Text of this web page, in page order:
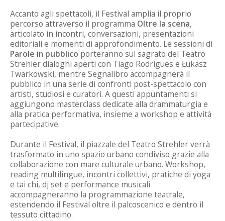
Accanto agli spettacoli, il Festival amplia il proprio
percorso attraverso il programma Oltre la scena,
articolato in incontri, conversazioni, presentazioni
editoriali e momenti di approfondimento. Le sessioni di
Parole in pubblico porteranno sul sagrato del Teatro
Strehler dialoghi aperti con Tiago Rodrigues e Łukasz
Twarkowski, mentre Segnalibro accompagnerà il
pubblico in una serie di confronti post-spettacolo con
artisti, studiosi e curatori. A questi appuntamenti si
aggiungono masterclass dedicate alla drammaturgia e
alla pratica performativa, insieme a workshop e attività
partecipative.
Durante il Festival, il piazzale del Teatro Strehler verrà
trasformato in uno spazio urbano condiviso grazie alla
collaborazione con mare culturale urbano. Workshop,
reading multilingue, incontri collettivi, pratiche di yoga
e tai chi, dj set e performance musicali
accompagneranno la programmazione teatrale,
estendendo il Festival oltre il palcoscenico e dentro il
tessuto cittadino.